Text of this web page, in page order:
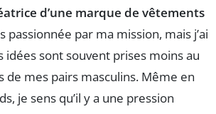
d’une marque de vêtements
passionnée par ma mission, mais j’ai
idées sont souvent prises moins au
de mes pairs masculins. Même en
je sens qu’il y a une pression